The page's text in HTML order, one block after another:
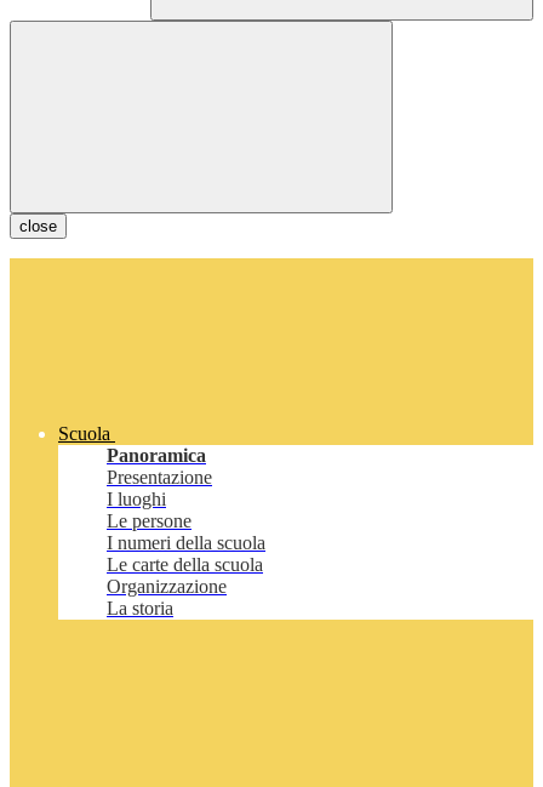
close
Scuola
Panoramica
Presentazione
I luoghi
Le persone
I numeri della scuola
Le carte della scuola
Organizzazione
La storia